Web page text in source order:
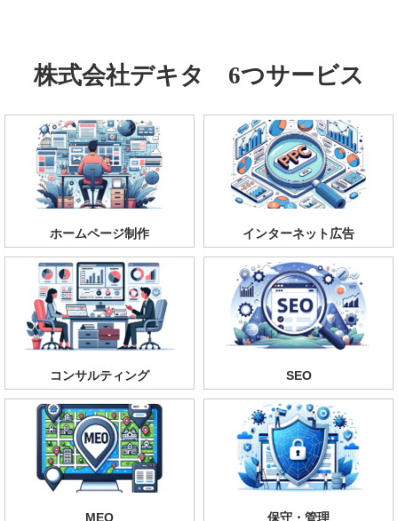
株式会社デキタ 6つサービス
ホームページ制作 インターネット広告
コンサルティング SEO
MEO 保守・管理